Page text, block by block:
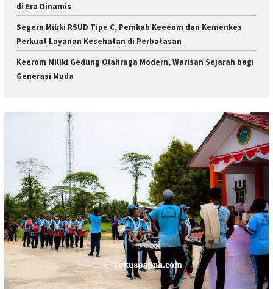
di Era Dinamis
Segera Miliki RSUD Tipe C, Pemkab Keeeom dan Kemenkes
Perkuat Layanan Kesehatan di Perbatasan
Keerom Miliki Gedung Olahraga Modern, Warisan Sejarah bagi
Generasi Muda